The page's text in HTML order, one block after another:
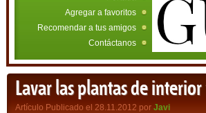
Agregar a favoritos
Recomendar a tus amigos
Contáctanos
Lavar las plantas de
Artículo Publicado el 28.11.2012 por Javi